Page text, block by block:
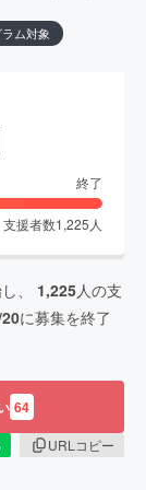
ム対象
終了
支援者数1,225 人
、 1,225人の支
に募集を終了
64
URLコピー